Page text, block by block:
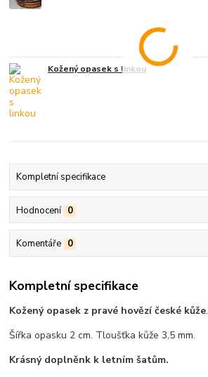
Kožený opasek s linkou
Kompletní specifikace
Hodnocení 0
Komentáře 0
Kompletní specifikace
Kožený opasek z pravé hovězí české kůže.
Šířka opasku 2 cm. Tloušťka kůže 3,5 mm.
Krásný doplněnk k letním šatům.